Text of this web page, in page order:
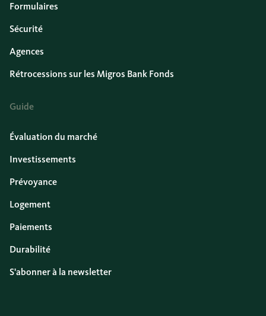
Formulaires
Sécurité
Agences
Rétrocessions sur les Migros Bank Fonds
Guide
Évaluation du marché
Investissements
Prévoyance
Logement
Paiements
Durabilité
S'abonner à la newsletter